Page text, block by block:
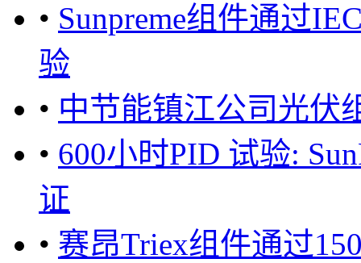
• Sunpreme组件通过
验
• 中节能镇江公司光伏
• 600小时PID 试验:
证
• 赛昂Triex组件通过